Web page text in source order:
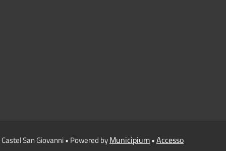
San Giovanni • Powered byMunicipium•Accesso